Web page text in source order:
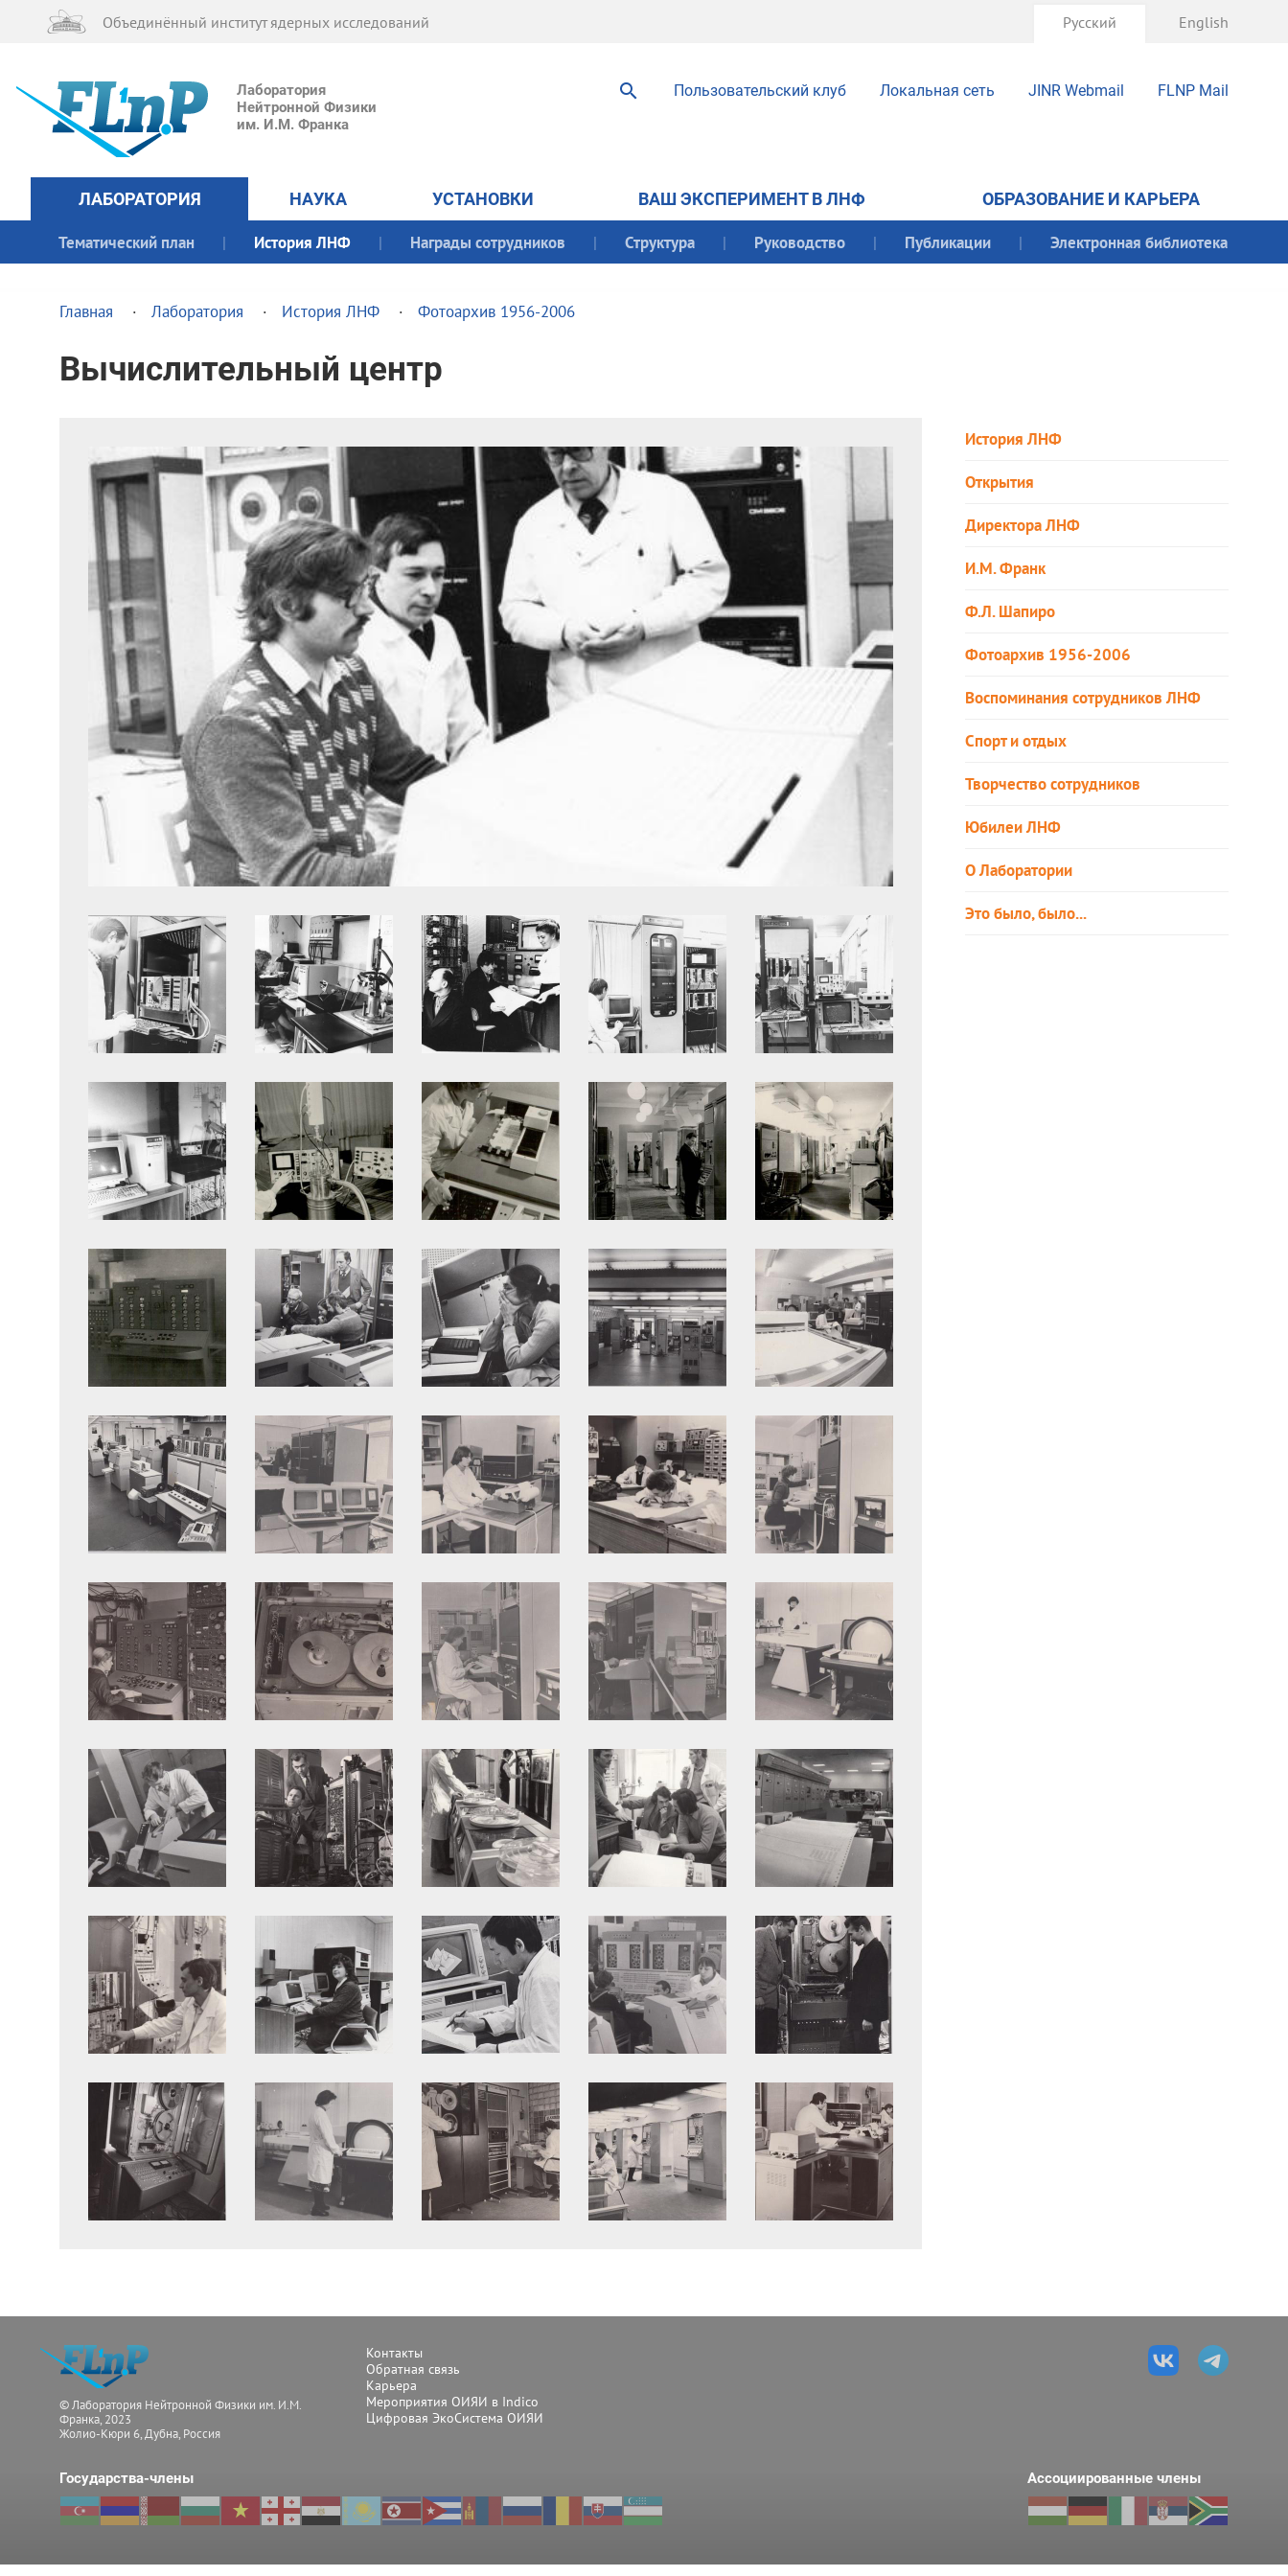
Лаборатория
Нейтронной Физики
им. И.М. Франка
Пользовательский клуб Локальная сеть JINR Webmail FLNP Mail
Объединённый институт ядерных исследований Русский English
ЛАБОРАТОРИЯ НАУКА УСТАНОВКИ ВАШ ЭКСПЕРИМЕНТ В ЛНФ ОБРАЗОВАНИЕ И КАРЬЕРА
Тематический план История ЛНФ Награды сотрудников Структура Руководство Публикации Электронная библиотека
Главная Лаборатория История ЛНФ Фотоархив 1956-2006
Вычислительный центр
История ЛНФ
Открытия
Директора ЛНФ
И.М. Франк
Ф.Л. Шапиро
Фотоархив 1956-2006
Воспоминания сотрудников ЛНФ
Спорт и отдых
Творчество сотрудников
Юбилеи ЛНФ
О Лаборатории
Это было, было...
© Лаборатория Нейтронной Физики им. И.М.
Франка, 2023
Жолио-Кюри 6, Дубна, Россия
Контакты
Обратная связь
Карьера
Мероприятия ОИЯИ в Indico
Цифровая ЭкоСистема ОИЯИ
Государства-члены Ассоциированные члены